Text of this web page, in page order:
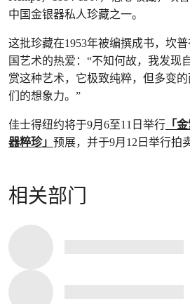
中国金银器私人珍藏之一。
这批珍藏在1953年被编撰成书，坎
国艺术的热爱：“不知何故，我发现
赏这种艺术，它极致纯粹，但多变
们的想象力。”
佳士得纽约将于9月6至11日举行 「
器粹珍」 预展，并于9月12日举行拍
相关部门